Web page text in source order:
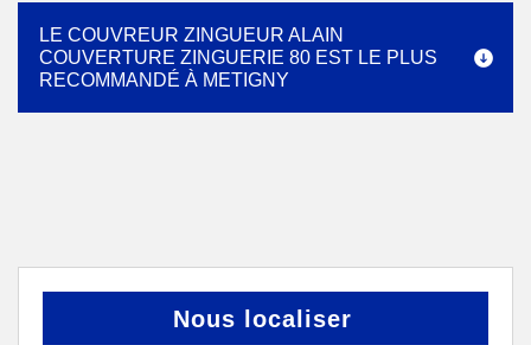
LE COUVREUR ZINGUEUR ALAIN
COUVERTURE ZINGUERIE 80 EST LE PLUS
RECOMMANDÉ À METIGNY
Nous localiser